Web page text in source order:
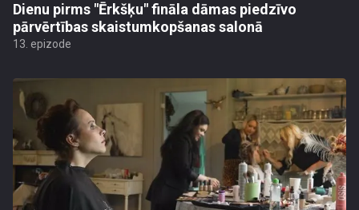
Dienu pirms "Ērkšķu" fināla dāmas piedzīvo
pārvērtības skaistumkopšanas salonā
13. epizode